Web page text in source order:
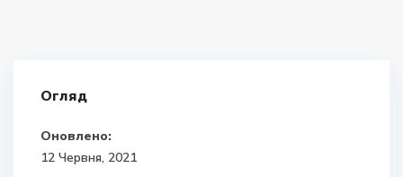
Огляд
Оновлено:
12 Червня, 2021